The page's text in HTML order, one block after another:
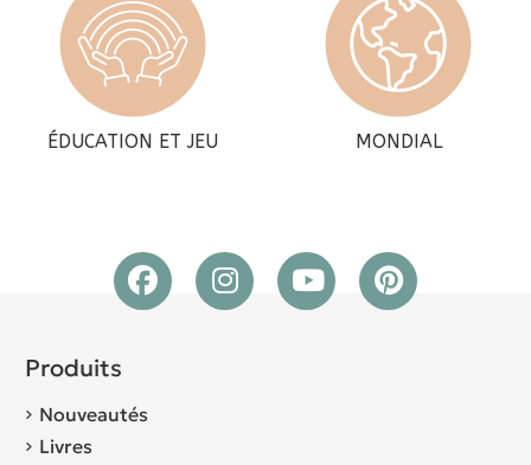
ÉDUCATION ET JEU MONDIAL
Produits
Nouveautés
Livres